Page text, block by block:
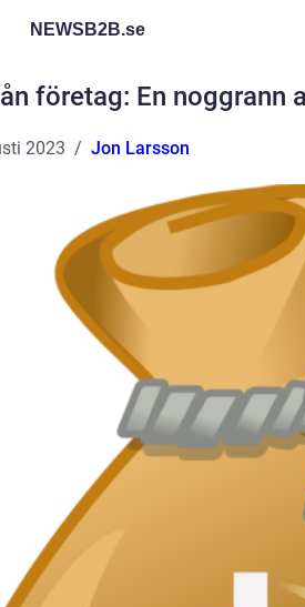
NEWSB2B.se
företag: En noggrann
2023 Jon Larsson